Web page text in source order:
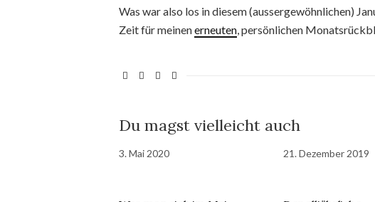
Was war also los in diesem (aussergewöhnlichen)
Zeit für meinenerneuten, persönlichen
Du magst vielleicht auch
3. Mai 2020 21. Dezember 2019